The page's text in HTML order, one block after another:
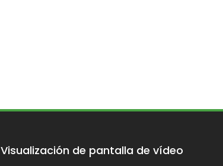
Visualización de pantalla de vídeo